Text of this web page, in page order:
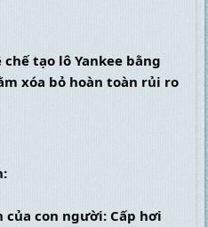
chế tạo lô Yankee bằng
xóa bỏ hoàn toàn rủi ro
của con người: Cấp hơi